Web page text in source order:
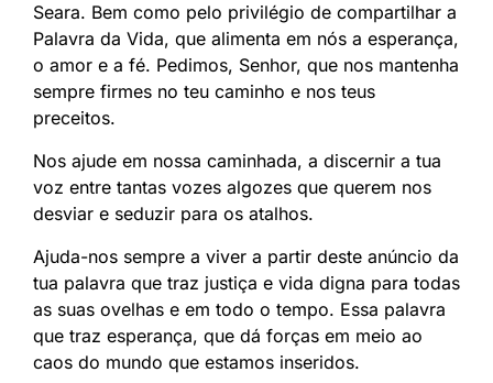
Seara. Bem como pelo privilégio de compartilhar a
Palavra da Vida, que alimenta em nós a esperança,
o amor e a fé. Pedimos, Senhor, que nos mantenha
sempre firmes no teu caminho e nos teus
preceitos.
Nos ajude em nossa caminhada, a discernir a tua
voz entre tantas vozes algozes que querem nos
desviar e seduzir para os atalhos.
Ajuda-nos sempre a viver a partir deste anúncio da
tua palavra que traz justiça e vida digna para todas
as suas ovelhas e em todo o tempo. Essa palavra
que traz esperança, que dá forças em meio ao
caos do mundo que estamos inseridos.